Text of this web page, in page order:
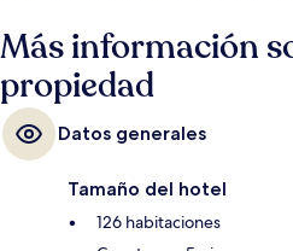
de tranvía de R. Escolas Gerais está a
Más información
propiedad
Datos generales
Tamaño del hotel
126 habitaciones